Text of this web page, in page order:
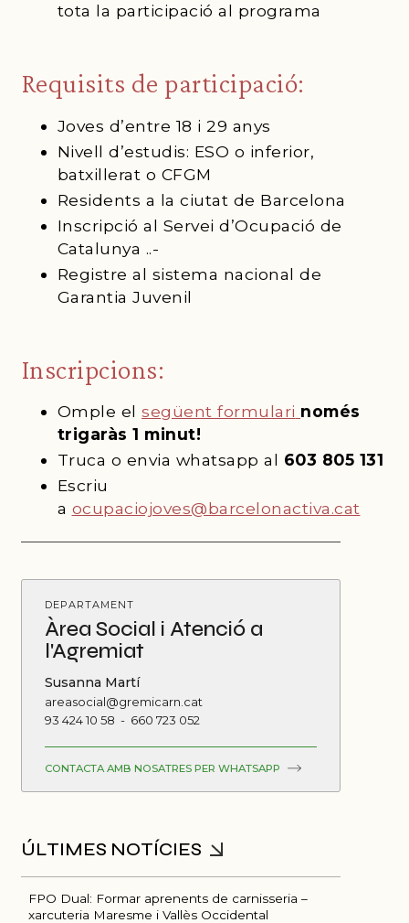
tota la participació al programa
Requisits de participació:
Joves d’entre 18 i 29 anys
Nivell d’estudis: ESO o inferior,
batxillerat o CFGM
Residents a la ciutat de Barcelona
Inscripció al Servei d’Ocupació de
Catalunya ..-
Registre al sistema nacional de
Garantia Juvenil
Inscripcions:
Omple el següent formulari només
trigaràs 1 minut!
Truca o envia whatsapp al 603 805 131
Escriu
a ocupaciojoves@barcelonactiva.cat
DEPARTAMENT
Àrea Social i Atenció a
l'Agremiat
Susanna Martí
areasocial@gremicarn.cat
93 424 10 58 - 660 723 052
CONTACTA AMB NOSATRES PER WHATSAPP
FPO Dual: Formar aprenents de carnisseria –
xarcuteria Maresme i Vallès Occidental